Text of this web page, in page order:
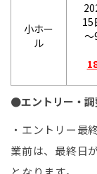
小ホー
ル
15
～
●エントリー・
・エントリー最
業前は、最終日